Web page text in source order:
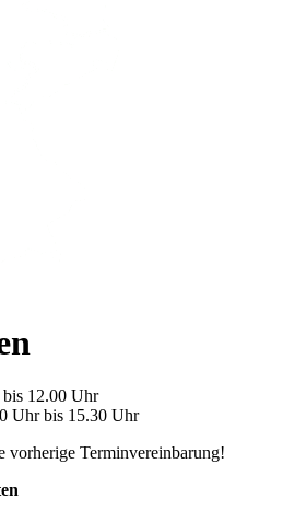
12.00 Uhr
Uhr bis 15.30 Uhr
vorherige Terminvereinbarung!